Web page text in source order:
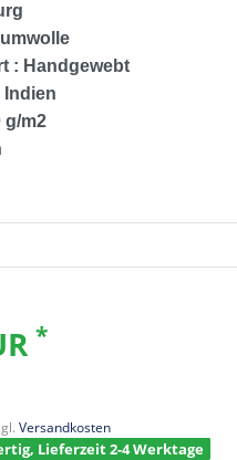
: Handgewebt
Indien
g/m2
*
Versandkosten
Lieferzeit 2-4 Werktage